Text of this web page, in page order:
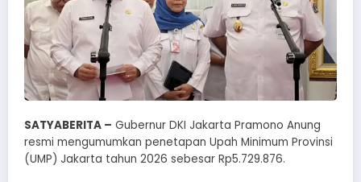
SATYABERITA – Gubernur DKI Jakarta Pramono Anung
resmi mengumumkan penetapan Upah Minimum Provinsi
(UMP) Jakarta tahun 2026 sebesar Rp5.729.876.